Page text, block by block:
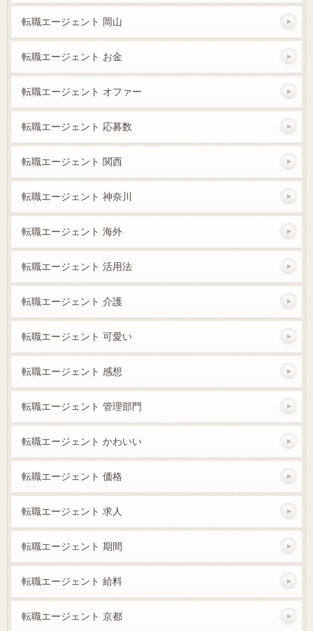
転職エージェント 岡山
転職エージェント お金
転職エージェント オファー
転職エージェント 応募数
転職エージェント 関西
転職エージェント 神奈川
転職エージェント 海外
転職エージェント 活用法
転職エージェント 介護
転職エージェント 可愛い
転職エージェント 感想
転職エージェント 管理部門
転職エージェント かわいい
転職エージェント 価格
転職エージェント 求人
転職エージェント 期間
転職エージェント 給料
転職エージェント 京都